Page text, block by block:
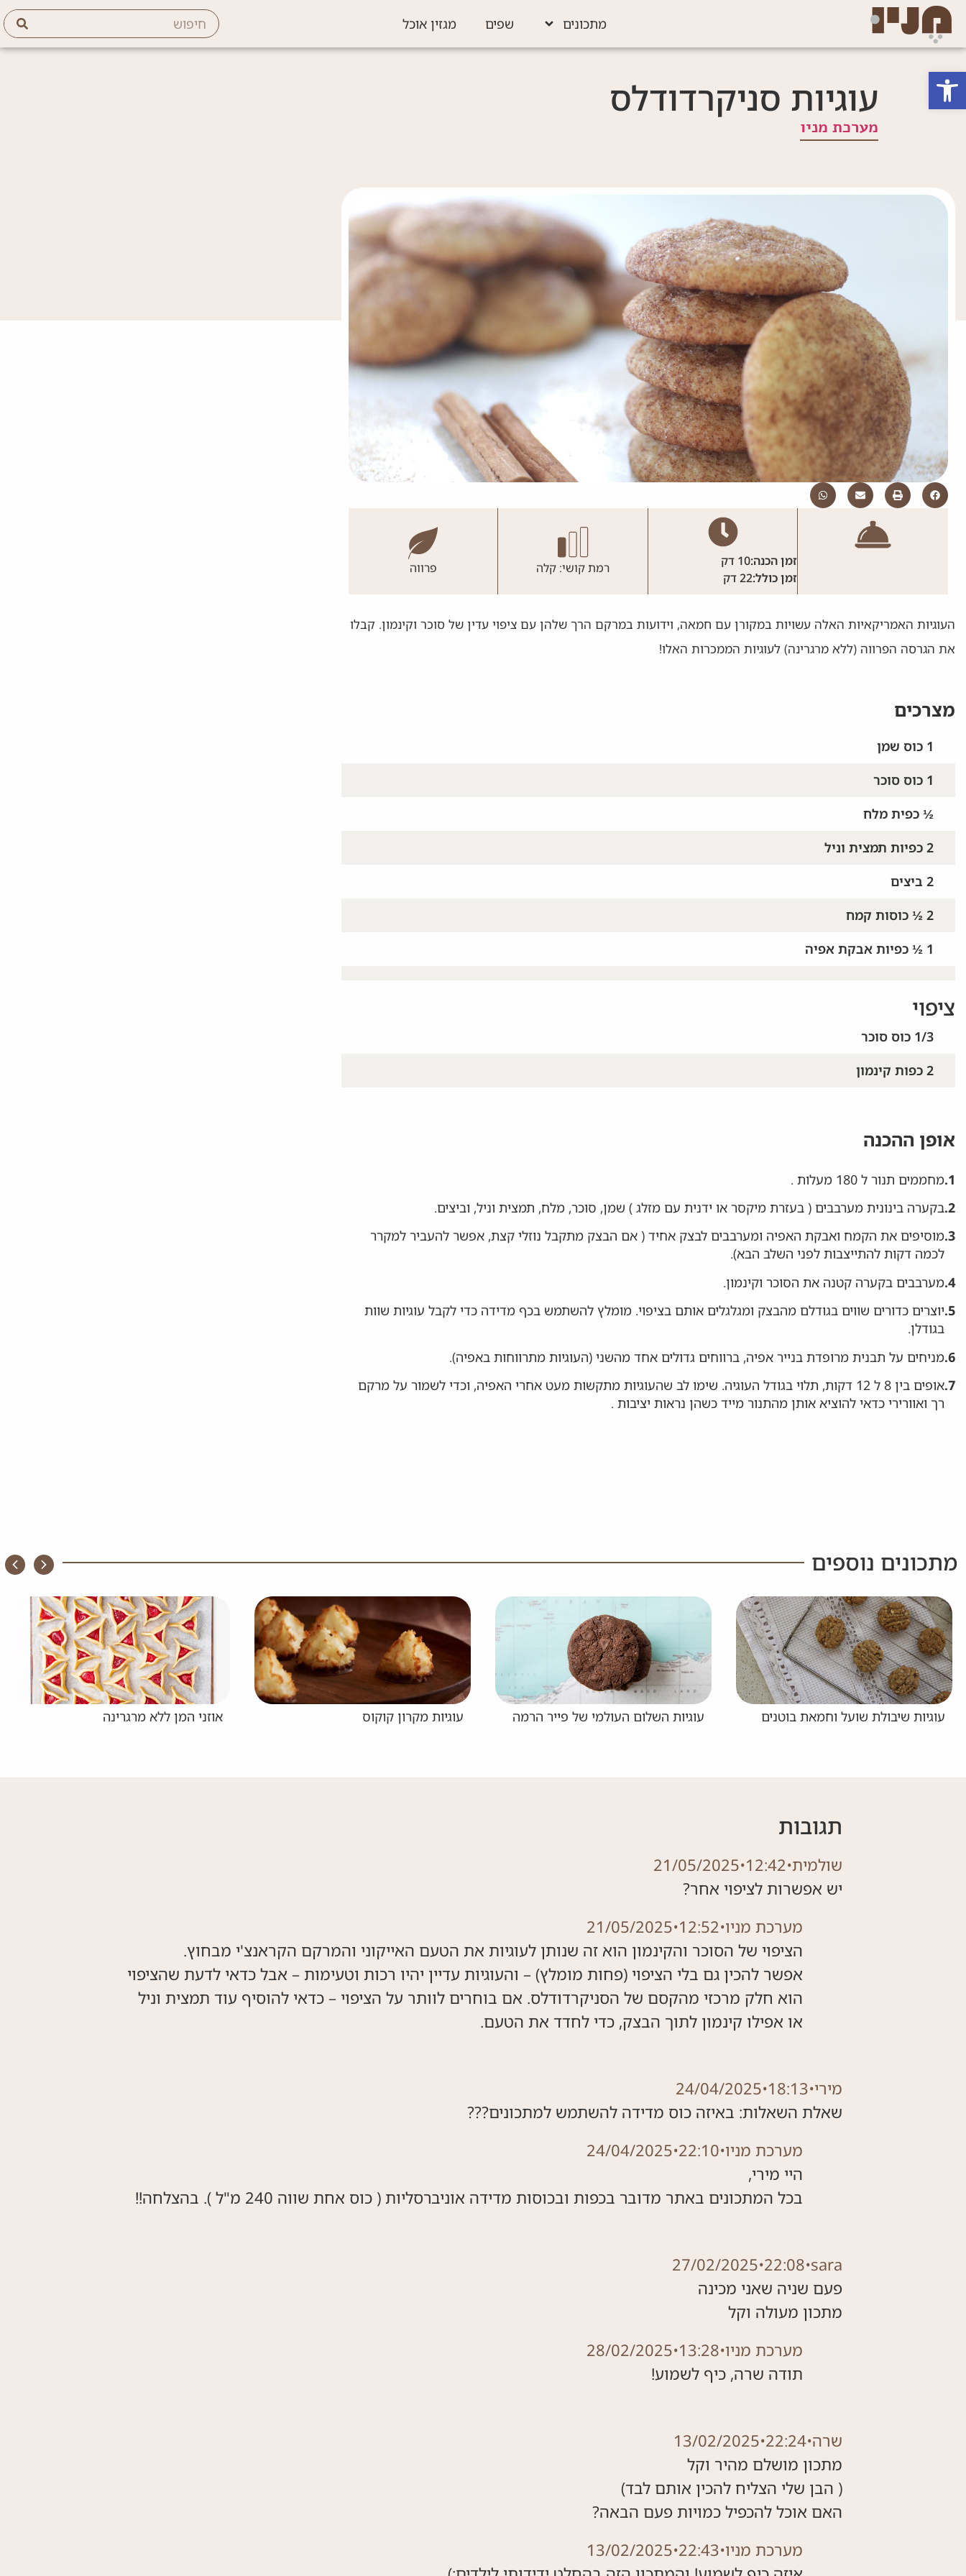
פתח סרגל נגישות
מתכונים שפים מגזין אוכל
עוגיות סניקרדודלס
מערכת מניו
זמן הכנה:10 דק
זמן כולל:22 דק
רמת קושי: קלה פרווה
העוגיות האמריקאיות האלה עשויות במקורן עם חמאה, וידועות במרקם הרך שלהן עם ציפוי עדין של סוכר וקינמון. קבלו
את הגרסה הפרווה (ללא מרגרינה) לעוגיות הממכרות האלו!
מצרכים
1 כוס שמן
1 כוס סוכר
½ כפית מלח
2 כפיות תמצית וניל
2 ביצים
2 ½ כוסות קמח
1 ½ כפיות אבקת אפיה
ציפוי
1/3 כוס סוכר
2 כפות קינמון
אופן ההכנה
1. מחממים תנור ל 180 מעלות .
2. בקערה בינונית מערבבים ( בעזרת מיקסר או ידנית עם מזלג ) שמן, סוכר, מלח, תמצית וניל, וביצים.
3. מוסיפים את הקמח ואבקת האפיה ומערבבים לבצק אחיד ( אם הבצק מתקבל נוזלי קצת, אפשר להעביר למקרר
לכמה דקות להתייצבות לפני השלב הבא).
4. מערבבים בקערה קטנה את הסוכר וקינמון.
5. יוצרים כדורים שווים בגודלם מהבצק ומגלגלים אותם בציפוי. מומלץ להשתמש בכף מדידה כדי לקבל עוגיות שוות
בגודלן.
6. מניחים על תבנית מרופדת בנייר אפיה, ברווחים גדולים אחד מהשני (העוגיות מתרווחות באפיה).
7.
אופים בין 8 ל 12 דקות, תלוי בגודל העוגיה. שימו לב שהעוגיות מתקשות מעט אחרי האפיה, וכדי לשמור על מרקם
רך ואוורירי כדאי להוציא אותן מהתנור מייד כשהן נראות יציבות .
מתכונים נוספים
עוגיות השלום העולמי של פייר הרמה עוגיות מקרון קוקוס אוזני המן ללא מרגרינה אוזני המן בגירסה בריאה
תגובות
שולמית•
12:42
•
21/05/2025
יש אפשרות לציפוי אחר?
מערכת מניו•
12:52
•
21/05/2025
אפשר להכין גם בלי הציפוי (פחות מומלץ) – והעוגיות עדיין יהיו רכות וטעימות – אבל כדאי לדעת שהציפוי
הוא חלק מרכזי מהקסם של הסניקרדודלס. אם בוחרים לוותר על הציפוי – כדאי להוסיף עוד תמצית וניל
או אפילו קינמון לתוך הבצק, כדי לחדד את הטעם.
מירי•
18:13
•
24/04/2025
שאלת השאלות: באיזה כוס מדידה להשתמש למתכונים???
מערכת מניו•
22:10
•
24/04/2025
בכל המתכונים באתר מדובר בכפות ובכוסות מדידה אוניברסליות ( כוס אחת שווה 240 מ"ל ). בהצלחה!!
sara
•
22:08
•
27/02/2025
מתכון מעולה וקל
מערכת מניו•
13:28
•
28/02/2025
תודה שרה, כיף לשמוע!
שרה•
22:24
•
13/02/2025
האם אוכל להכפיל כמויות פעם הבאה?
מערכת מניו•
22:43
•
13/02/2025